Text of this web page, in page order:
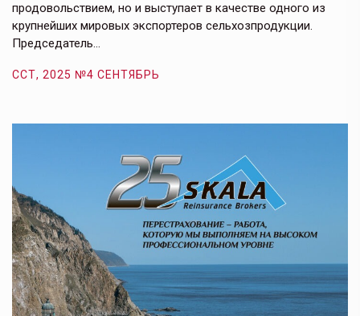
продовольствием, но и выступает в качестве одного из
крупнейших мировых экспортеров сельхозпродукции.
Председатель…
ССТ, 2025 №4 СЕНТЯБРЬ